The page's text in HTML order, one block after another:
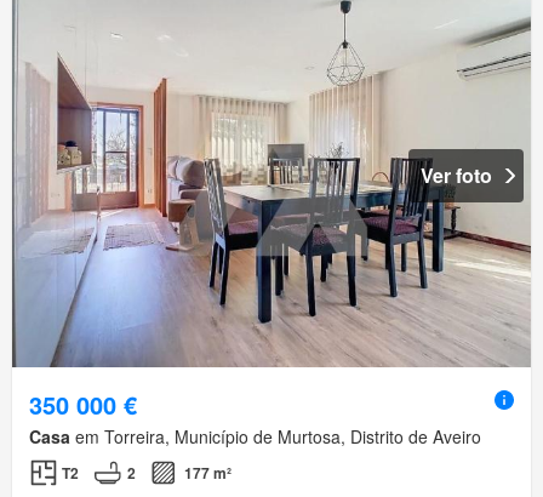
Ver foto
350 000 €
Casa em Torreira, Município de Murtosa, Distrito de Aveiro
T2 2 177 m²